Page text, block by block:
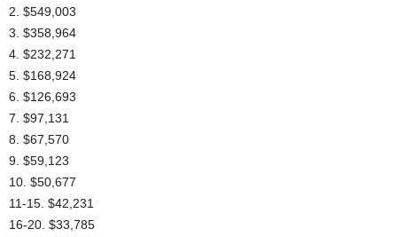
2. $549,003
3. $358,964
4. $232,271
5. $168,924
6. $126,693
7. $97,131
8. $67,570
9. $59,123
10. $50,677
11-15. $42,231
16-20. $33,785